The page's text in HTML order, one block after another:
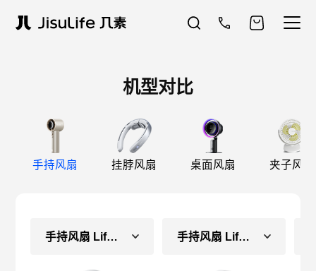
机型对比
手持风扇 挂脖风扇 桌面风扇 夹子风扇
手持风扇 Life5 Plus 手持风扇 Life7（常规款）